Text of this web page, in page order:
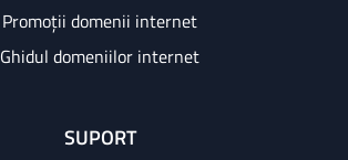
Promoții domenii internet
Ghidul domeniilor internet
SUPORT